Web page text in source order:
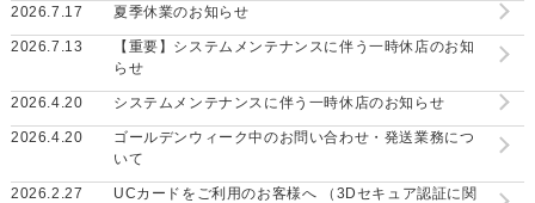
2026.7.17 夏季休業のお知らせ
2026.7.13
【重要】システムメンテナンスに伴う一時休店のお知
らせ
2026.4.20 システムメンテナンスに伴う一時休店のお知らせ
2026.4.20
ゴールデンウィーク中のお問い合わせ・発送業務につ
いて
2026.2.27
UCカードをご利用のお客様へ （3Dセキュア認証に関